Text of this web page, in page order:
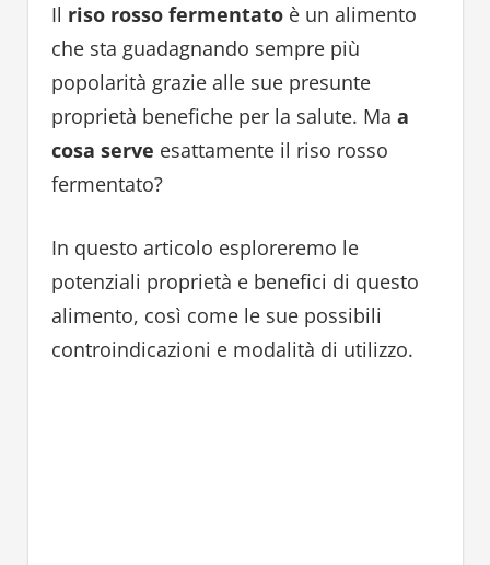
Il riso rosso fermentatoè un alimento
che sta guadagnando sempre più
popolarità grazie alle sue presunte
proprietà benefiche per la salute. Ma a
cosa serve esattamente il riso rosso
fermentato?
In questo articolo esploreremo le
potenziali proprietà e benefici di questo
alimento, così come le sue possibili
controindicazioni e modalità di utilizzo.